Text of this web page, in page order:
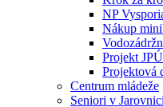
NP
Nákup
Projekt JPÚ
Projektová
Centrum mládeže
Seniori v